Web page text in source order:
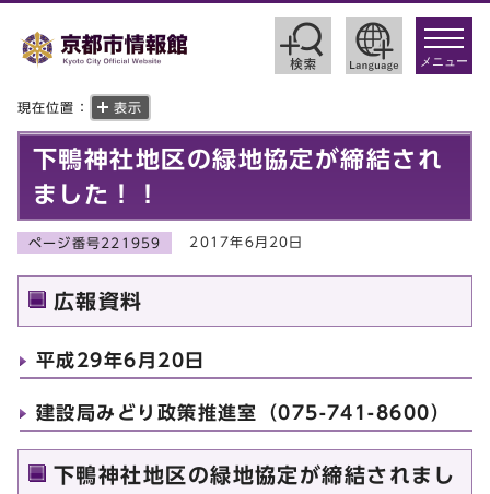
toggle
メニュー
現在位置： 表示
下鴨神社地区の緑地協定が締結され
ました！！
ページ番号221959 2017年6月20日
広報資料
平成29年6月20日
建設局みどり政策推進室（075-741-8600）
下鴨神社地区の緑地協定が締結されまし